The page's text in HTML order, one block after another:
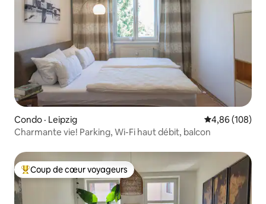
Condo · Leipzig Note
4,86 (108)
Charmante vie! Parking, Wi-Fi haut débit, balcon
Coup de cœur voyageurs parmi les plus aimés
Coup de cœur voyageurs